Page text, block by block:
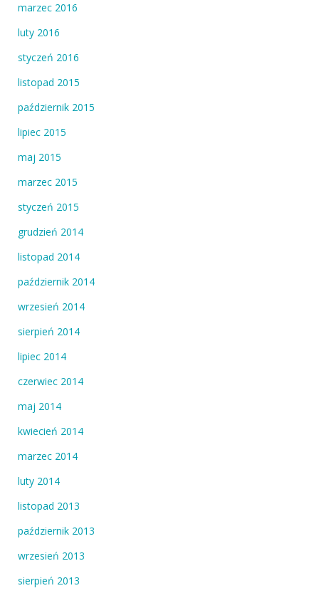
marzec 2016
luty 2016
styczeń 2016
listopad 2015
październik 2015
lipiec 2015
maj 2015
marzec 2015
styczeń 2015
grudzień 2014
listopad 2014
październik 2014
wrzesień 2014
sierpień 2014
lipiec 2014
czerwiec 2014
maj 2014
kwiecień 2014
marzec 2014
luty 2014
listopad 2013
październik 2013
wrzesień 2013
sierpień 2013